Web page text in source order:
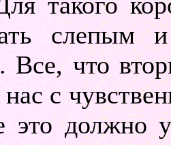
слепым
Все, что
нас с
это должно